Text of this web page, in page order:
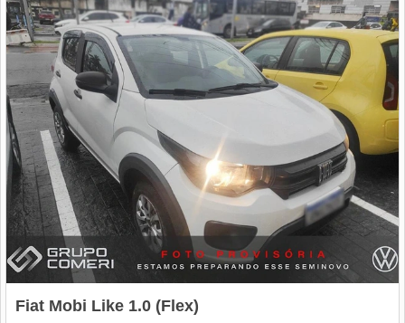
Fiat Mobi Like 1.0 (Flex)